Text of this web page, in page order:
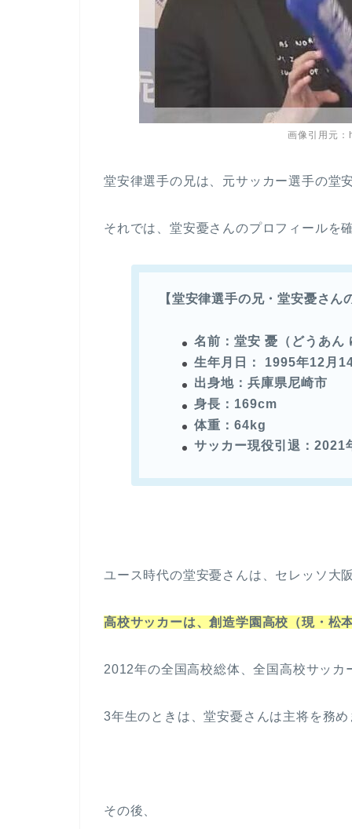
画像引用元
堂安律選手の兄は、元サッカー選手の堂
それでは、堂安憂さんのプロフィールを
【堂安律選手の兄・堂安憂さん
名前：堂安 憂（どうあん
生年月日： 1995年12月
出身地：兵庫県尼崎市
身長：169cm
体重：64kg
サッカー現役引退：2021
ユース時代の堂安憂さんは、セレッソ大
高校サッカーは、創造学園高校（現・松
2012年の全国高校総体、全国高校サッカ
3年生のときは、堂安憂さんは主将を務
その後、